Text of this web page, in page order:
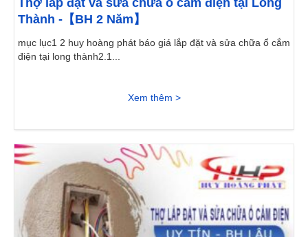
Thợ lắp đặt và sửa chữa ổ cắm điện tại Long
Thành -【BH 2 Năm】
mục lục1 2 huy hoàng phát báo giá lắp đặt và sửa chữa ổ cắm
điện tại long thành2.1...
Xem thêm >